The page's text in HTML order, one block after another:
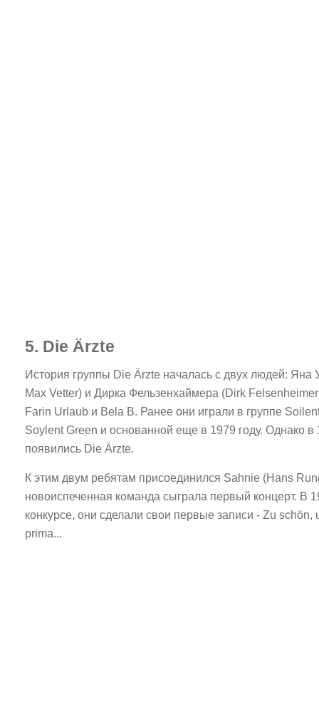
5. Die Ärzte
История группы Die Ärzte началась с двух людей: Яна
Max Vetter) и Дирка Фельзенхаймера (Dirk
Farin Urlaub и Bela B. Ранее они играли в группе
Soylent Green и основанной еще в 1979 году. Однако в
появились Die Ärzte.
К этим двум ребятам присоединился Sahnie (Hans
новоиспеченная команда сыграла первый концерт. В
конкурсе, они сделали свои первые записи - Zu
prima...